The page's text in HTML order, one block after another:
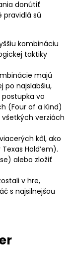
donútiť
pravidlá sú
kombináciu
taktiky
majú
po najslabšiu,
postupka vo
(Four of a Kind)
verziách
kôl, ako
Hold’em).
alebo zložiť
v hre,
s najsilnejšou